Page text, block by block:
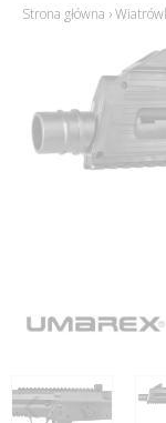
Strona główna ›